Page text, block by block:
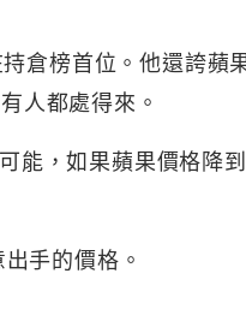
倉榜首位。他還誇蘋
人都處得來。
能，如果蘋果價格降
手的價格。